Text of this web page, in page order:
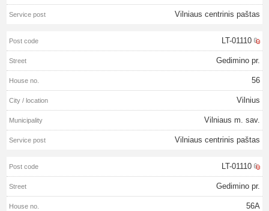
Vilniaus centrinis paštas
LT-01110
Gedimino pr.
56
Vilnius
Vilniaus m. sav.
Vilniaus centrinis paštas
LT-01110
Gedimino pr.
56A